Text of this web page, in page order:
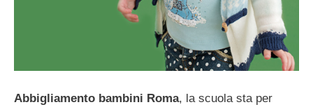
Abbigliamento bambini Roma, la scuola sta per